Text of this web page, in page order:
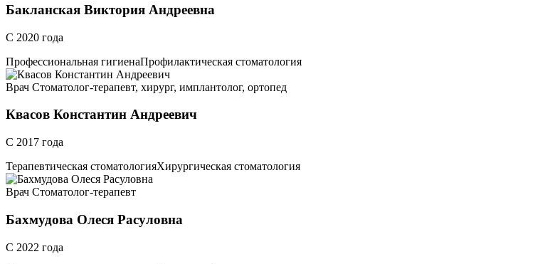
Бакланская Виктория Андреевна
С 2020 года
Профессиональная гигиенаПрофилактическая стоматология
Врач Стоматолог-терапевт, хирург, имплантолог, ортопед
Квасов Константин Андреевич
С 2017 года
Терапевтическая стоматологияХирургическая стоматология
Врач Стоматолог-терапевт
Бахмудова Олеся Расуловна
С 2022 года